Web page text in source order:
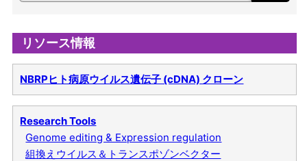
リソース情報
NBRPヒト病原ウイルス遺伝子 (cDNA) クローン
Research Tools
Genome editing & Expression regulation
組換えウイルス＆トランスポゾンベクター